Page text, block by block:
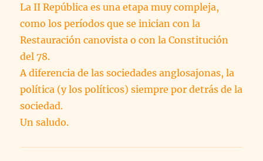
La II República es una etapa muy compleja,
como los períodos que se inician con la
Restauración canovista o con la Constitución
del 78.
A diferencia de las sociedades anglosajonas, la
política (y los políticos) siempre por detrás de la
sociedad.
Un saludo.